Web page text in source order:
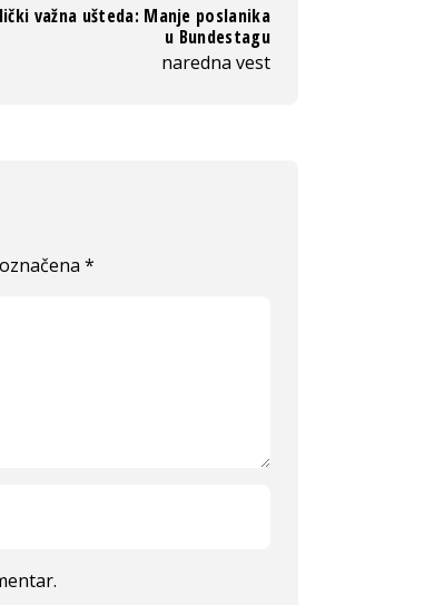
važna ušteda: Manje poslanika
u Bundestagu
naredna vest
*